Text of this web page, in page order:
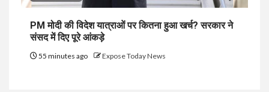
PM मोदी की विदेश यात्राओं पर कितना हुआ खर्च? सरकार ने
संसद में दिए पूरे आंकड़े
55 minutes ago Expose Today News